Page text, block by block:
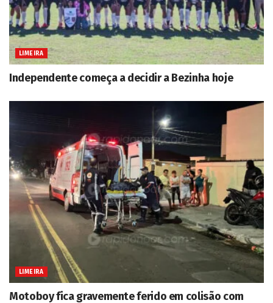
LIMEIRA
Independente começa a decidir a Bezinha hoje
LIMEIRA
Motoboy fica gravemente ferido em colisão com